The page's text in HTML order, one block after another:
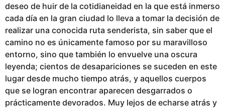
deseo de huir de la cotidianeidad en la que está inmerso
cada día en la gran ciudad lo lleva a tomar la decisión de
realizar una conocida ruta senderista, sin saber que el
camino no es únicamente famoso por su maravilloso
entorno, sino que también lo envuelve una oscura
leyenda; cientos de desapariciones se suceden en este
lugar desde mucho tiempo atrás, y aquellos cuerpos
que se logran encontrar aparecen desgarrados o
prácticamente devorados. Muy lejos de echarse atrás y